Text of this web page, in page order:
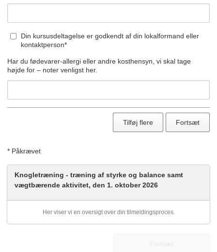
Din kursusdeltagelse er godkendt af din lokalformand eller
kontaktperson*
Har du fødevarer-allergi eller andre kosthensyn, vi skal tage
højde for – noter venligst her.
Tilføj flere Fortsæt
* Påkrævet
Knogletræning - træning af styrke og balance samt
vægtbærende aktivitet, den 1. oktober 2026
Her viser vi en oversigt over din tilmeldingsproces.